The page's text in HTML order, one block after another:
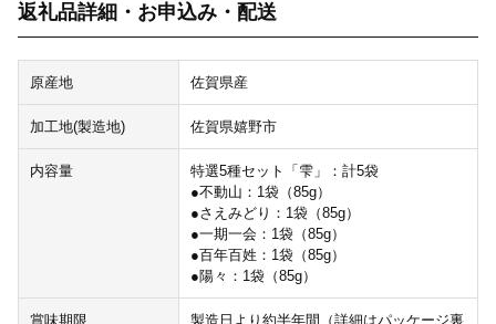
返礼品詳細・お申込み・配送
原産地 佐賀県産
加工地(製造地) 佐賀県嬉野市
内容量
特選5種セット「雫」：計5袋
●不動山：1袋（85g）
●さえみどり：1袋（85g）
●一期一会：1袋（85g）
●百年百姓：1袋（85g）
●陽々：1袋（85g）
賞味期限 製造日より約半年間（詳細はパッケージ裏